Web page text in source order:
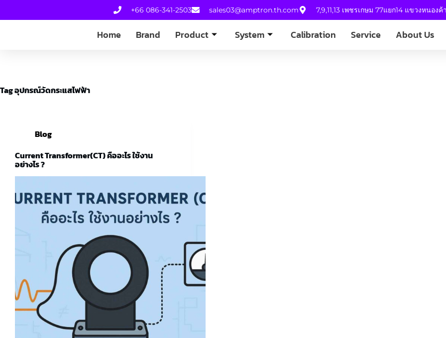
+66 086-341-2503 sales03@amptron.th.com 7,9,11,13 เพชรเกษม 77แยก14 แขวงหนอ
Home Brand Product System Calibration Service About Us
Tagอุปกรณ์วัดกระแสไฟฟ้า
Blog
Current Transformer(CT) คืออะไร ใช้งาน
อย่างไร ?